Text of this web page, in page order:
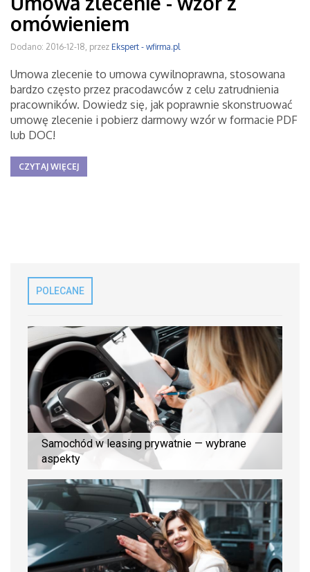
omówieniem
Dodano: 2016-12-18, przez Ekspert - wfirma.pl
Umowa zlecenie to umowa cywilnoprawna, stosowana
bardzo często przez pracodawców z celu zatrudnienia
pracowników. Dowiedz się, jak poprawnie skonstruować
umowę zlecenie i pobierz darmowy wzór w formacie PDF
lub DOC!
CZYTAJ WIĘCEJ
POLECANE
Samochód w leasing prywatnie — wybrane
aspekty